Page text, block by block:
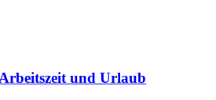
und Urlaub